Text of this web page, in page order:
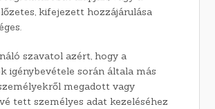
kifejezett hozzájárulása
szavatol azért, hogy a
igénybevétele során általa más
megadott vagy
tett személyes adat kezeléséhez